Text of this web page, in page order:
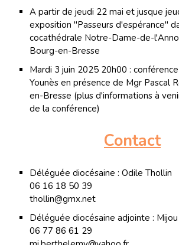
A partir de jeudi 22 mai et jusque
exposition "Passeurs d'espérance"
cocathédrale Notre-Dame-de-
Bourg-en-Bresse
Mardi 3 juin 2025 20h00 :
Younès en présence de Mgr Pascal
en-Bresse (plus d'informations à
de la conférence)
Contact
Déléguée diocésaine : Odile Thollin
06 16 18 50 39
thollin@gmx.net
Déléguée diocésaine adjointe :
06 77 86 61 29